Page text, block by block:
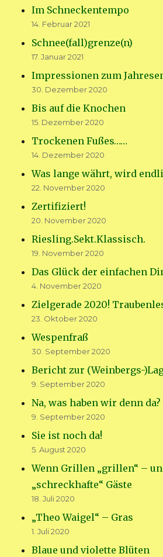
Im Schneckentempo
14. Februar 2021
Schnee(fall)grenze(n)
17. Januar 2021
Impressionen zum
30. Dezember 2020
Bis auf die Knochen
15. Dezember 2020
Trockenen Fußes……
14. Dezember 2020
Was lange währt, wird
22. November 2020
Zertifiziert!
20. November 2020
Riesling.Sekt.Klassisch.
19. November 2020
Das Glück der einfachen
4. November 2020
Zielgerade 2020!
23. Oktober 2020
Wespenfraß
30. September 2020
Bericht zur (Weinbergs-
9. September 2020
Na, was haben wir denn da?
9. September 2020
Sie ist noch da!
5. August 2020
Wenn Grillen „grillen“ –
„schreckhafte“ Gäste
18. Juli 2020
„Theo Waigel“ – Gras
1. Juli 2020
Blaue und violette Blüten